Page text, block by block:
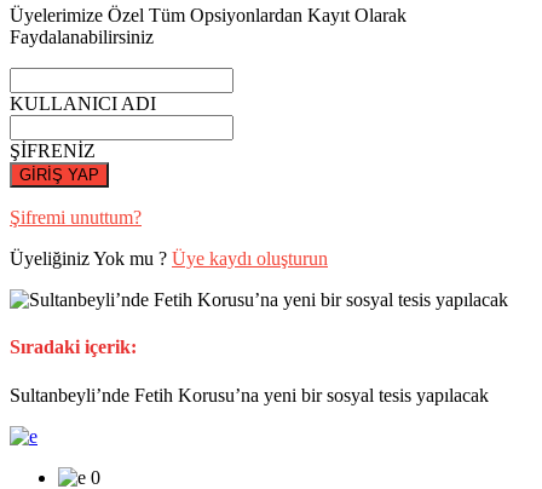
Üyelerimize Özel Tüm Opsiyonlardan Kayıt Olarak
Faydalanabilirsiniz
KULLANICI ADI
ŞİFRENİZ
GİRİŞ YAP
Şifremi unuttum?
Üyeliğiniz Yok mu ? Üye kaydı oluşturun
Sıradaki içerik:
Sultanbeyli’nde Fetih Korusu’na yeni bir sosyal tesis yapılacak
0